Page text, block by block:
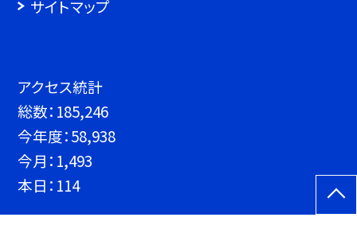
サイトマップ
アクセス統計
総数： 185,246
今年度：58,938
今月： 1,493
本日： 114